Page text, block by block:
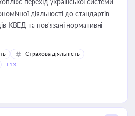
перехід української системи
діяльності до стандартів
КВЕД та пов'язані нормативні
Страхова діяльність
+13